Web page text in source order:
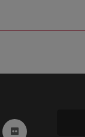
ventana nueva)
en ventana
YouTube (abre en
Ir a Flickr (abre